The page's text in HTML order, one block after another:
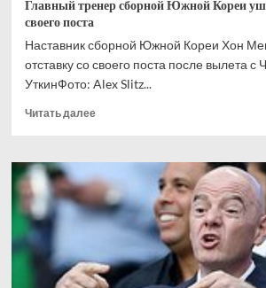
Главный тренер сборной Южной Кореи
своего поста
Наставник сборной Южной Кореи Хон
отставку со своего поста после вылета
УткинФото: Alex Slitz...
Читать далееПрочитать
Главный
тренер
сборной
Южной
Кореи
в
отставку